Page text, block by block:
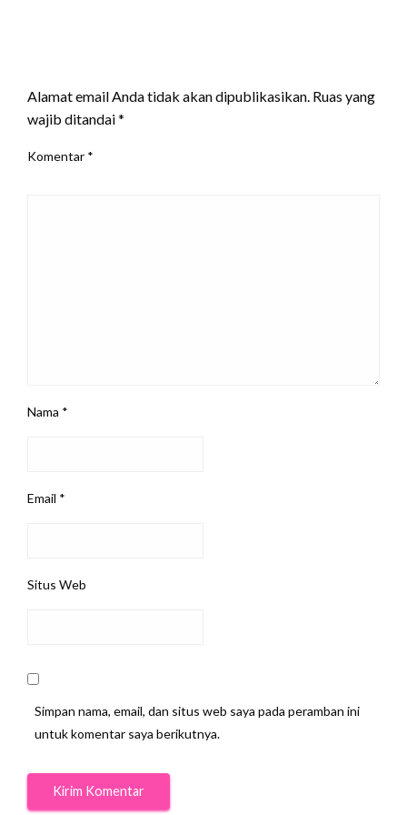
Alamat email Anda tidak akan dipublikasikan. Ruas yang
wajib ditandai*
Komentar *
Nama *
Email *
Situs Web
Simpan nama, email, dan situs web saya pada peramban ini
untuk komentar saya berikutnya.